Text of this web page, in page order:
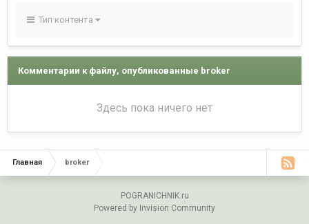
Тип контента
Комментарии к файлу, опубликованные broker
Здесь пока ничего нет
Главная broker
POGRANICHNIK.ru
Powered by Invision Community